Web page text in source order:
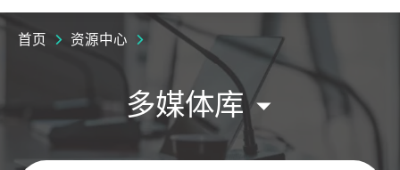
首页 资源中心
多媒体库